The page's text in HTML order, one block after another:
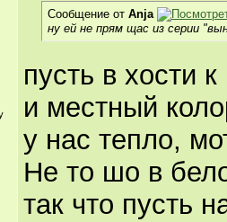
Сообщение от Anja
ну ей не прям щас из серии
пусть в хости
и местный
у нас тепло,
Не то шо в
так что пусть